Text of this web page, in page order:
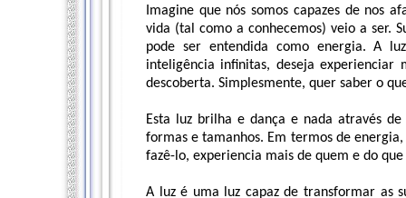
Imagine que nós somos capazes de nos
vida (tal como a conhecemos) veio a ser.
pode ser entendida como energia. A
inteligência infinitas, deseja experienciar
descoberta. Simplesmente, quer saber o
Esta luz brilha e dança e nada através
formas e tamanhos. Em termos de
fazê-lo, experiencia mais de quem e do
A luz é uma luz capaz de transformar as